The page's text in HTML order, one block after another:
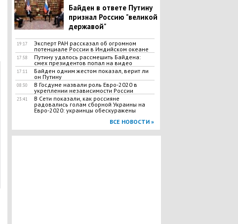
Байден в ответе Путину
признал Россию "великой
державой"
19:17
Эксперт РАН рассказал об огромном
потенциале России в Индийском океане
17:58
Путину удалось рассмешить Байдена:
смех президентов попал на видео
17:11
Байден одним жестом показал, верит ли
он Путину
08:30
В Госдуме назвали роль Евро-2020 в
укреплении независимости России
23:41
В Сети показали, как россияне
радовались голам сборной Украины на
Евро-2020: украинцы обескуражены
ВСЕ НОВОСТИ »